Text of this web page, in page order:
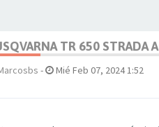
TR 650 STRADA
- Mié Feb 07, 2024 1:52